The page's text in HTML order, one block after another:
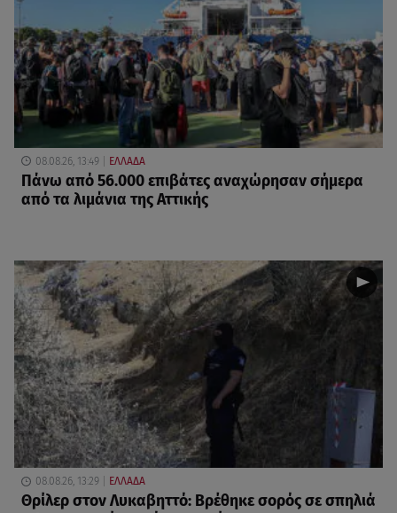
08.08.26, 13:49 ΕΛΛΑΔΑ
Πάνω από 56.000 επιβάτες αναχώρησαν σήμερα
από τα λιμάνια της Αττικής
08.08.26, 13:29 ΕΛΛΑΔΑ
Θρίλερ στον Λυκαβηττό: Βρέθηκε σορός σε σπηλιά